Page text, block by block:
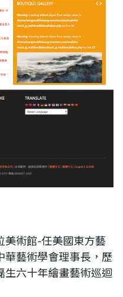
美術館-任美國東方藝
藝術學會理事長，歷
生六十年繪畫藝術巡迴